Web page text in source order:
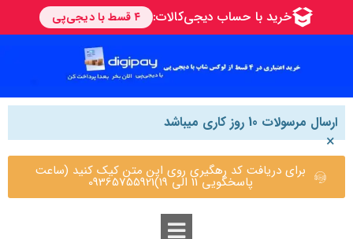
ارسال مرسولات 10 روز کاری میباشد
×
برای دریافت کد رهگیری روی این متن کیک کنید (ساعت
پاسخگویی 11 الی 19)09365755921